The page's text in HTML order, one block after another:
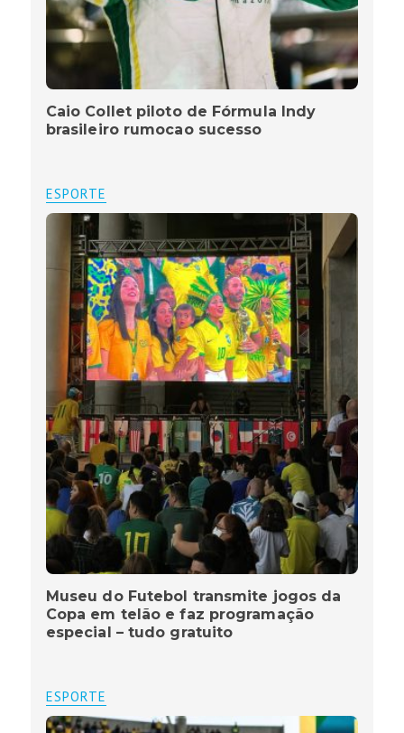
Caio Collet piloto de Fórmula Indy
brasileiro rumocao sucesso
ESPORTE
Museu do Futebol transmite jogos da
Copa em telão e faz programação
especial – tudo gratuito
ESPORTE